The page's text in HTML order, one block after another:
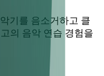
기를 음소거하고 클
의 음악 연습 경험을